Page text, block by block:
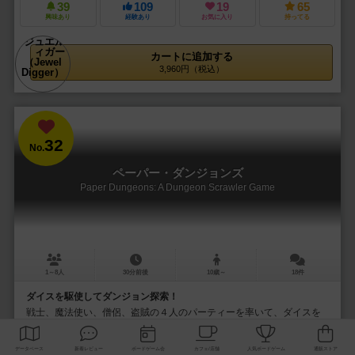
39
興味あり
109
経験あり
19
お気に入り
65
持ってる
カートに追加する
3,960円（税込）
No.32
ペーパー・ダンジョンズ
Paper Dungeons: A Dungeon Scrawler Game
1～8人 30分前後 10歳～ 18件
ダイスを駆使してダンジョン探索！
戦士、魔法使い、僧侶、盗賊の４人のパーティーを率いて、ダイスを
使ってダンジョン探索を進める紙ペンゲームです 6個のダイスの目を使
って同時処理で アクションを実行します...